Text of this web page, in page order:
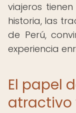
viajeros
historia, las
de Perú,
experiencia
El papel
atractivo